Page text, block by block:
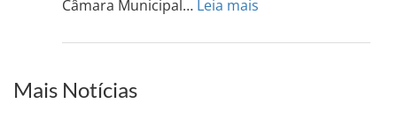
Câmara Municipal… Leia mais
PI
Mais Notícias